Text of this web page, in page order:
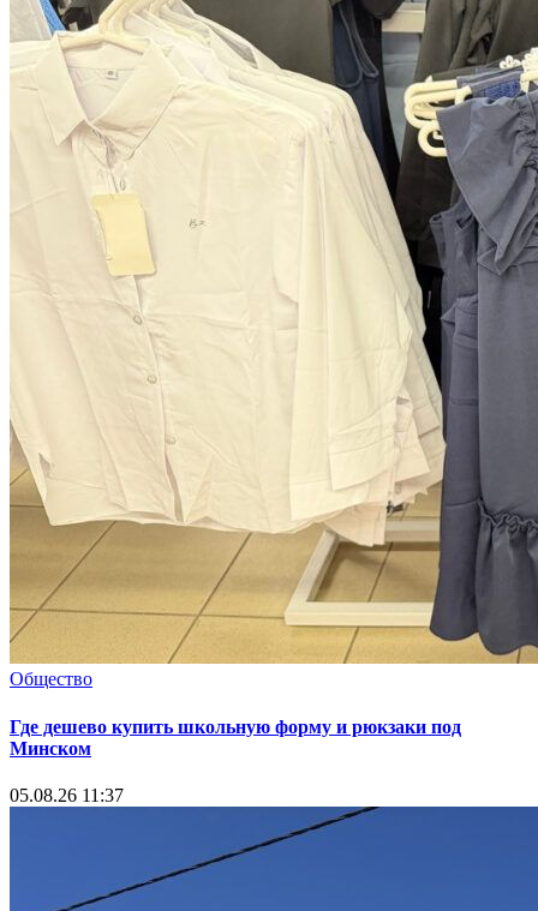
Общество
Где дешево купить школьную форму и рюкзаки под
Минском
05.08.26 11:37